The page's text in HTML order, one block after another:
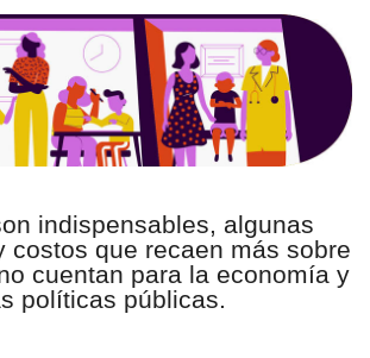
Sonoro
climático
indispensables, algunas
costos que recaen más sobre
cuentan para la economía y
políticas públicas.